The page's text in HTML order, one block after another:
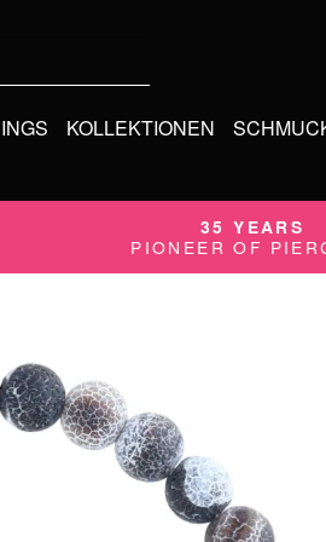
KOLLEKTIONEN
35 YEARS
PIONEER OF